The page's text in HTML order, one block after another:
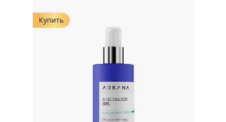
Купить